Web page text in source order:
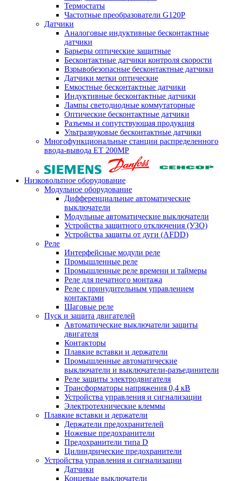
Термостаты
Частотные преобразователи G120P
Датчики
Аналоговые индуктивные бесконтактные
датчики
Барьеры оптические защитные
Бесконтактные датчики контроля скорости
Взрывобезопасные бесконтактные датчики
Датчики метки оптические
Емкостные бесконтактные датчики
Индуктивные бесконтактные датчики
Лампы светодиодные коммутаторные
Оптические бесконтактные датчики
Разъемы и сопутствующая продукция
Ультразвуковые бесконтактные датчики
Многофункциональные станции распределенного
ввода-вывода ET 200MP
Низковольтное оборудование
Модульное оборудование
Дифференциальные автоматические
выключатели
Модульные автоматические выключатели
Устройства защитного отключения (УЗО)
Устройства защиты от дуги (AFDD)
Реле
Интерфейсные модули реле
Промышленные реле
Промышленные реле времени и таймеры
Реле для печатного монтажа
Реле с принудительным управлением
контактами
Шаговые реле
Пуск и защита двигателей
Автоматические выключатели защиты
двигателя
Контакторы
Плавкие вставки и держатели
Промышленные автоматические
выключатели и выключатели-разъединители
Реле защиты электродвигателя
Трансформаторы напряжения 0,4 кВ
Устройства управления и сигнализации
Электротехнические клеммы
Плавкие вставки и держатели
Держатели предохранителей
Ножевые предохранители
Предохранители типа D
Цилиндрические предохранители
Устройства управления и сигнализации
Датчики
Концевые выключатели